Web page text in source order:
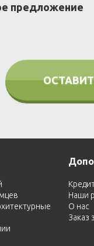
предложение
Наши
О нас
Заказ